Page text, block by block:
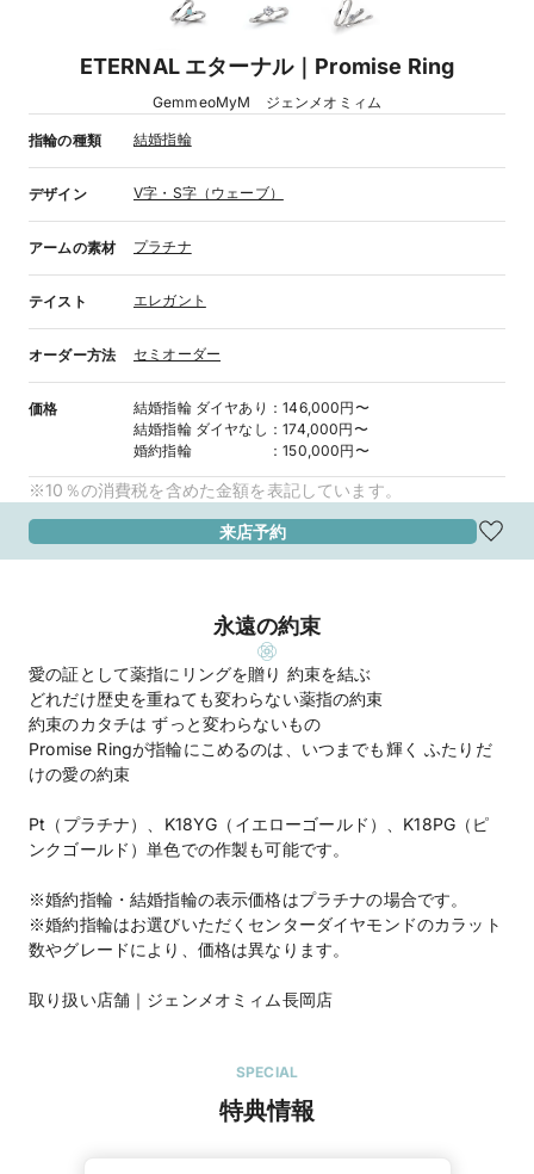
ETERNAL エターナル｜Promise Ring
GemmeoMyM ジェンメオミィム
指輪の種類 結婚指輪
デザイン V字・S字（ウェーブ）
アームの素材 プラチナ
テイスト エレガント
オーダー方法 セミオーダー
価格 結婚指輪 ダイヤあり ：146,000円〜
結婚指輪 ダイヤなし ：174,000円〜
婚約指輪
：150,000円〜
※10％の消費税を含めた金額を表記しています。
来店予約
永遠の約束
愛の証として薬指にリングを贈り 約束を結ぶ
どれだけ歴史を重ねても変わらない薬指の約束
約束のカタチは ずっと変わらないもの
Promise Ringが指輪にこめるのは、いつまでも輝く ふたりだ
けの愛の約束
Pt（プラチナ）、K18YG（イエローゴールド）、K18PG（ピ
ンクゴールド）単色での作製も可能です。
※婚約指輪・結婚指輪の表示価格はプラチナの場合です。
※婚約指輪はお選びいただくセンターダイヤモンドのカラット
数やグレードにより、価格は異なります。
取り扱い店舗｜ジェンメオミィム長岡店
SPECIAL
特典情報